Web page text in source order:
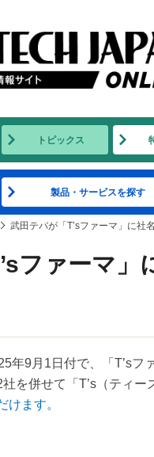
トピックス
製品・サービスを探す
武田テバが「T’sファーマ」に社
ファーマ」
9月1日付で、「T’sフ
を併せて「T’s（ティ
けます。